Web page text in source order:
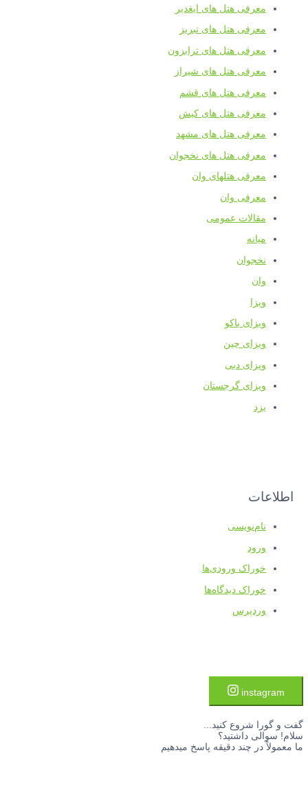
معرفی هتل های ایغدیر
معرفی هتل های تبریز
معرفی هتل های ترابزون
معرفی هتل های شیراز
معرفی هتل های قشم
معرفی هتل های کیش
معرفی هتل های مشهد
معرفی هتل های نخجوان
معرفی هتلهای وان
معرفی وان
مقالات عمومی
میانه
نخجوان
وان
ویزا
ویزای باکو
ویزای چین
ویزای دبی
ویزای گرجستان
یزد
اطلاعات
نام‌نویسی
ورود
خوراک ورودی‌ها
خوراک دیدگاه‌ها
وردپرس
instagram
گفت و گورا شروع کنید...
سلام! سوالی داشتید؟
ما معمولاً در چند دقیقه پاسخ میدهیم